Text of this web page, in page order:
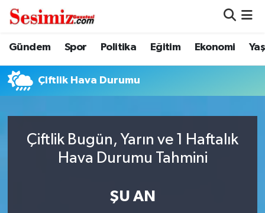
Gündem Spor Politika Eğitim Ekonomi
Çiftlik Hava Durumu
Çiftlik Bugün, Yarın ve 1 Haftalık
Hava Durumu Tahmini
ŞU AN
Dünya
Eğitim
Genel
Gündem
Nöbetçi Eczaneler
Hava Durumu
Trafik Durumu
Süper Lig Puan Durumu ve Fikstür